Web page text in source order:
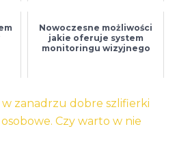
Nowoczesne możliwości
jakie oferuje system
monitoringu wizyjnego
zanadrzu dobre szlifierki
Czy warto w nie